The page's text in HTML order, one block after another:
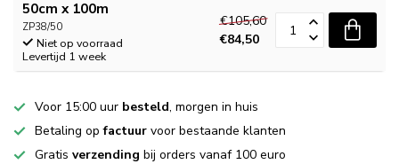
50cm x 100m
ZP38/50
Niet op voorraad
Levertijd 1 week
€105,60
€84,50
Voor 15:00 uur besteld, morgen in huis
Betaling opfactuur voor bestaande klanten
Gratis verzending bij orders vanaf 100 euro